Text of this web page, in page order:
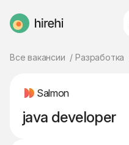
HireHi
Все вакансии Разработка
Salmon
java developer